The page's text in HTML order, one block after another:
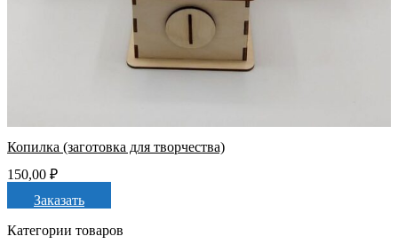
Копилка (заготовка для творчества)
150,00 ₽
Заказать
Категории товаров